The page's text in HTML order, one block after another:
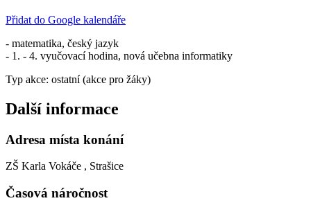
Přidat do Google kalendáře
- matematika, český jazyk
- 1. - 4. vyučovací hodina, nová učebna informatiky
Typ akce: ostatní (akce pro žáky)
Další informace
Adresa místa konání
ZŠ Karla Vokáče , Strašice
Časová náročnost